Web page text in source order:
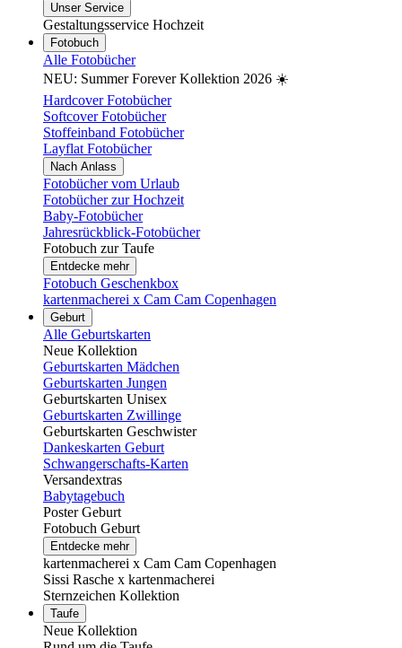
Unser Service
Gestaltungsservice Hochzeit
Fotobuch
Alle Fotobücher
NEU: Summer Forever Kollektion 2026 ☀️
Hardcover Fotobücher
Softcover Fotobücher
Stoffeinband Fotobücher
Layflat Fotobücher
Nach Anlass
Fotobücher vom Urlaub
Fotobücher zur Hochzeit
Baby-Fotobücher
Jahresrückblick-Fotobücher
Fotobuch zur Taufe
Entdecke mehr
Fotobuch Geschenkbox
kartenmacherei x Cam Cam Copenhagen
Geburt
Alle Geburtskarten
Neue Kollektion
Geburtskarten Mädchen
Geburtskarten Jungen
Geburtskarten Unisex
Geburtskarten Zwillinge
Geburtskarten Geschwister
Dankeskarten Geburt
Schwangerschafts-Karten
Versandextras
Babytagebuch
Poster Geburt
Fotobuch Geburt
Entdecke mehr
kartenmacherei x Cam Cam Copenhagen
Sissi Rasche x kartenmacherei
Sternzeichen Kollektion
Taufe
Neue Kollektion